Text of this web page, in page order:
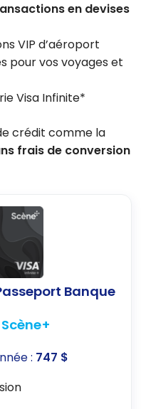
en devises
VIP d’aéroport
pour vos voyages et
Visa Infinite*
crédit comme la
frais de conversion
Banque
: 747 $